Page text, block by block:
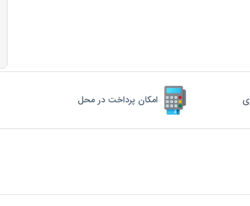
امکان پرداخت در محل